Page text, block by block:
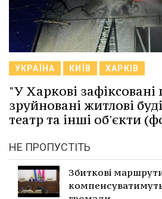
УКРАЇНА КИЇВ ХАРКІВ
"У Харкові
зруйновані житлові
театр та інші об'єкти
НЕ ПРОПУСТІТЬ
Збиткові